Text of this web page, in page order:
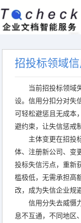
招投标领域信
当前招投标领域
设。信用分扣分对失
可轻松避惩且无成本
避约束，让失信惩戒
主体变更在招投
体、注册新公司、变
投标失信污点，重新
槛极低，无需承担高
改，成为失信企业规
信用分失去威慑
息不互通，不同地区